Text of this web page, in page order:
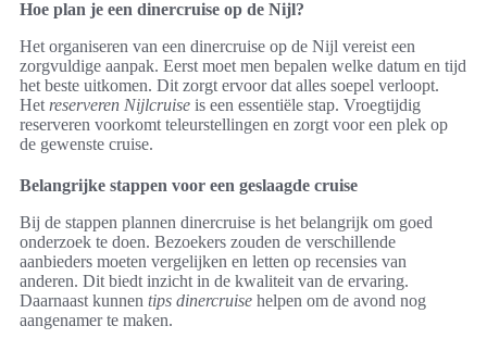
Hoe plan je een dinercruise op de Nijl?
Het organiseren van een dinercruise op de Nijl vereist een
zorgvuldige aanpak. Eerst moet men bepalen welke datum en tijd
het beste uitkomen. Dit zorgt ervoor dat alles soepel verloopt.
Het reserveren Nijlcruise is een essentiële stap. Vroegtijdig
reserveren voorkomt teleurstellingen en zorgt voor een plek op
de gewenste cruise.
Belangrijke stappen voor een geslaagde cruise
Bij de stappen plannen dinercruise is het belangrijk om goed
onderzoek te doen. Bezoekers zouden de verschillende
aanbieders moeten vergelijken en letten op recensies van
anderen. Dit biedt inzicht in de kwaliteit van de ervaring.
Daarnaast kunnen tips dinercruise helpen om de avond nog
aangenamer te maken.